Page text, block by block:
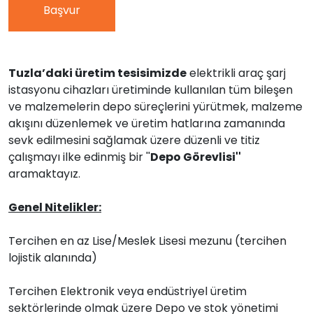
Başvur
Tuzla’daki üretim tesisimizdeelektrikli araç şarj
istasyonu cihazları üretiminde kullanılan tüm bileşen
ve malzemelerin depo süreçlerini yürütmek, malzeme
akışını düzenlemek ve üretim hatlarına zamanında
sevk edilmesini sağlamak üzere düzenli ve titiz
çalışmayı ilke edinmiş bir ''Depo Görevlisi''
aramaktayız.
Genel Nitelikler:
Tercihen en az Lise/Meslek Lisesi mezunu (tercihen
lojistik alanında)
Tercihen Elektronik veya endüstriyel üretim
sektörlerinde olmak üzere Depo ve stok yönetimi